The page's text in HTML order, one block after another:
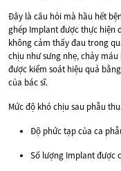
Đây là câu hỏi mà hầu hết
ghép Implant được thực hiện
không cảm thấy đau trong
chịu như sưng nhẹ, chảy
được kiểm soát hiệu quả
của bác sĩ.
Mức độ khó chịu sau phẫu
Độ phức tạp của ca
Số lượng Implant được